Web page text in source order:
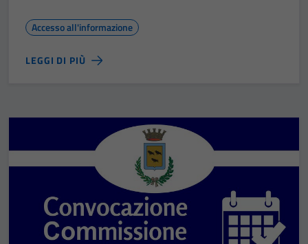
Accesso all'informazione
LEGGI DI PIÙ